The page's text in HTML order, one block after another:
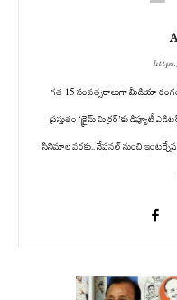
గత 15 సంవత్సరాలుగా మీడియా
ప్రస్తుతం ‘క్రైమ్ మిర్రర్’కు డిప్యూటీ
సినిమాల వరకు.. నేషనల్ నుంచి